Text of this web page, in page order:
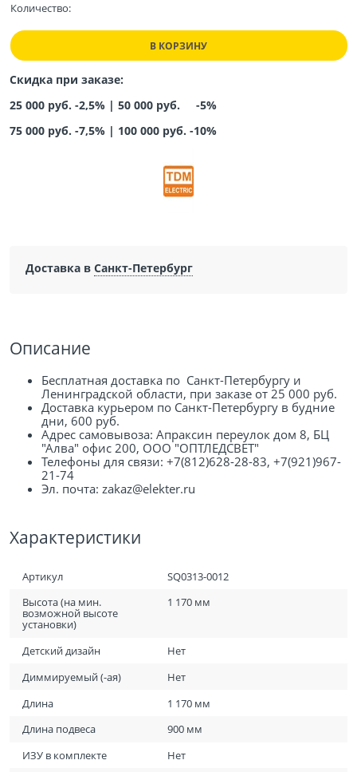
Количество:
В КОРЗИНУ
Скидка при заказе:
25 000 руб. -2,5% | 50 000 руб. -5%
75 000 руб. -7,5% | 100 000 руб. -10%
Доставка в Санкт-Петербург
Описание
Бесплатная доставка по Санкт-Петербургу и
Ленинградской области, при заказе от 25 000 руб.
Доставка курьером по Санкт-Петербургу в будние
дни, 600 руб.
Адрес самовывоза: Апраксин переулок дом 8, БЦ
"Алва" офис 200, ООО "ОПТЛЕДСВЕТ"
Телефоны для связи: +7(812)628-28-83, +7(921)967-
21-74
Эл. почта: zakaz@elekter.ru
Характеристики
Артикул
SQ0313-0012
Высота (на мин.
возможной высоте
установки)
1 170 мм
Детский дизайн
Нет
Диммируемый (-ая)
Нет
Длина
1 170 мм
Длина подвеса
900 мм
ИЗУ в комплекте
Нет